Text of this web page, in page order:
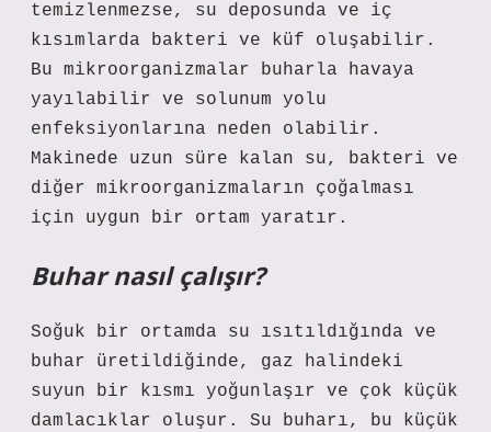
temizlenmezse, su deposunda ve iç
kısımlarda bakteri ve küf oluşabilir.
Bu mikroorganizmalar buharla havaya
yayılabilir ve solunum yolu
enfeksiyonlarına neden olabilir.
Makinede uzun süre kalan su, bakteri ve
diğer mikroorganizmaların çoğalması
için uygun bir ortam yaratır.
Buhar nasıl çalışır?
Soğuk bir ortamda su ısıtıldığında ve
buhar üretildiğinde, gaz halindeki
suyun bir kısmı yoğunlaşır ve çok küçük
damlacıklar oluşur. Su buharı, bu küçük